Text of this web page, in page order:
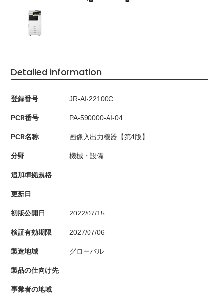
Detailed information
登録番号 JR-AI-22100C
PCR番号 PA-590000-AI-04
PCR名称 画像入出力機器【第4版】
分野 機械・設備
追加準拠規格
更新日
初版公開日 2022/07/15
検証有効期限 2027/07/06
製造地域 グローバル
製品の仕向け先
事業者の地域